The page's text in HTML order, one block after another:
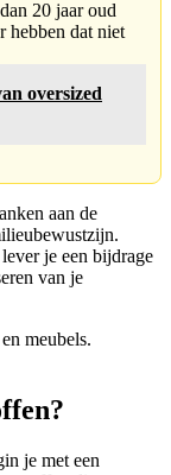
20 jaar oud
hebben dat niet
oversized
aan de
je een bijdrage
van je
je met een